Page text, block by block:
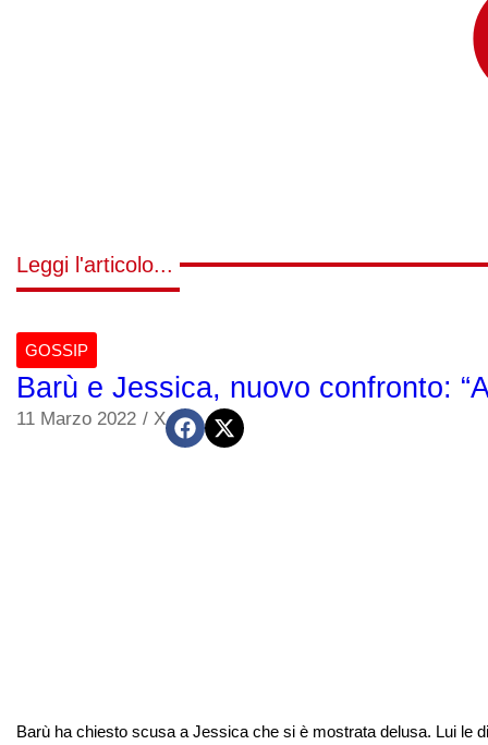
Leggi l'articolo...
GOSSIP
Barù e Jessica, nuovo confronto:
11 Marzo 2022 / X
Barù ha chiesto scusa a Jessica che si è mostrata delusa. Lui le